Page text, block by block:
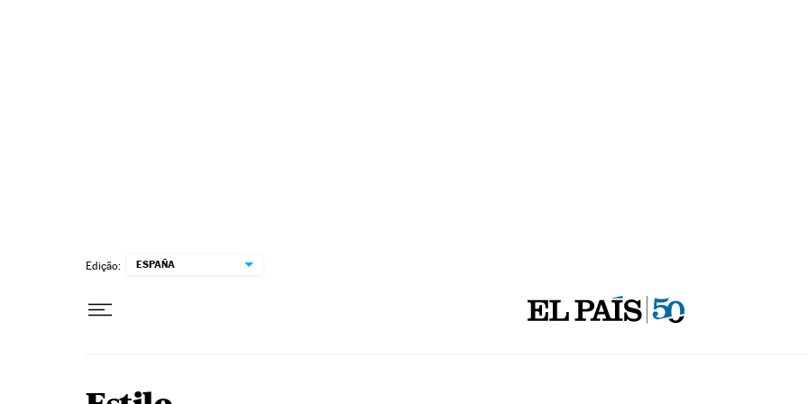
Edição: ESPAÑA